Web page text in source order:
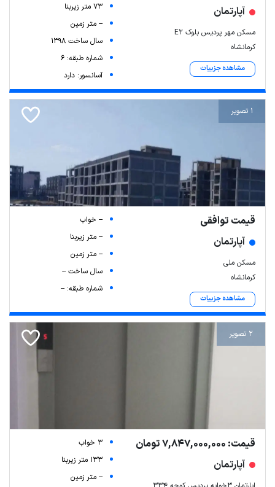
آپارتمان
مسکن مهر پردیس بلوک E2
کرمانشاه
مشاهده جزییات
73 متر زیربنا
-- متر زمین
سال ساخت 1398
شماره طبقه: 6
آسانسور: دارد
1 تصویر
قیمت توافقی
آپارتمان
مسکن ملی
کرمانشاه
مشاهده جزییات
-- خواب
-- متر زیربنا
-- متر زمین
سال ساخت --
شماره طبقه: --
2 تصویر
قیمت: 7,847,000,000 تومان
آپارتمان
3 خواب
133 متر زیربنا
-- متر زمین